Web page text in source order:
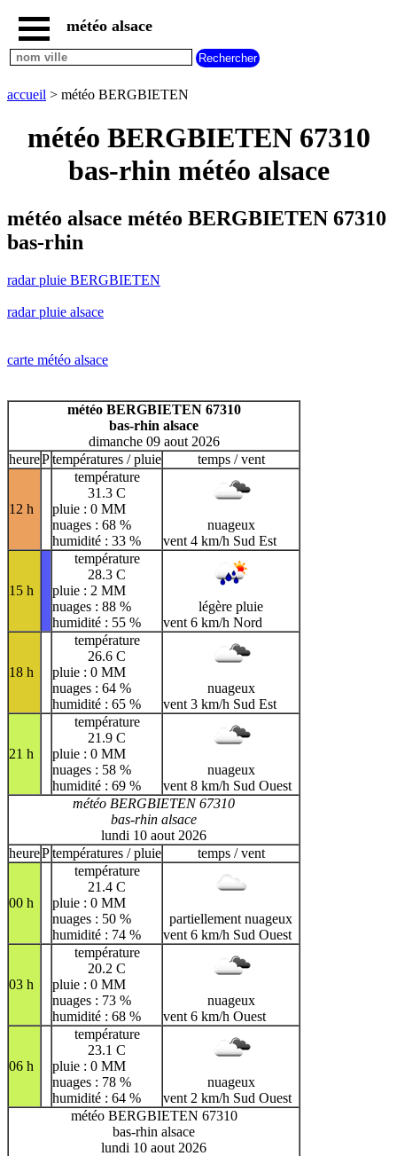
accueil
radar
BERGBIETEN
météo
alsace
carte
météo
météo
H
I J K L M
N
T
U
V
W X Y Z
météo alsace
accueil > météo BERGBIETEN
météo BERGBIETEN 67310
bas-rhin météo alsace
météo alsace météo BERGBIETEN 67310
bas-rhin
radar pluie BERGBIETEN
radar pluie alsace
carte météo alsace
météo BERGBIETEN 67310
bas-rhin alsace
dimanche 09 aout 2026
heurePtempératures / pluie temps / vent
12 h
température
31.3 C
pluie : 0 MM
nuages : 68 %
humidité : 33 %
nuageux
vent 4 km/h Sud Est
15 h
température
28.3 C
pluie : 2 MM
nuages : 88 %
humidité : 55 %
légère pluie
vent 6 km/h Nord
18 h
température
26.6 C
pluie : 0 MM
nuages : 64 %
humidité : 65 %
nuageux
vent 3 km/h Sud Est
21 h
température
21.9 C
pluie : 0 MM
nuages : 58 %
humidité : 69 %
nuageux
vent 8 km/h Sud Ouest
météo BERGBIETEN 67310
bas-rhin alsace
lundi 10 aout 2026
heurePtempératures / pluie temps / vent
00 h
température
21.4 C
pluie : 0 MM
nuages : 50 %
humidité : 74 %
partiellement nuageux
vent 6 km/h Sud Ouest
03 h
température
20.2 C
pluie : 0 MM
nuages : 73 %
humidité : 68 %
nuageux
vent 6 km/h Ouest
06 h
température
23.1 C
pluie : 0 MM
nuages : 78 %
humidité : 64 %
nuageux
vent 2 km/h Sud Ouest
météo BERGBIETEN 67310
bas-rhin alsace
lundi 10 aout 2026